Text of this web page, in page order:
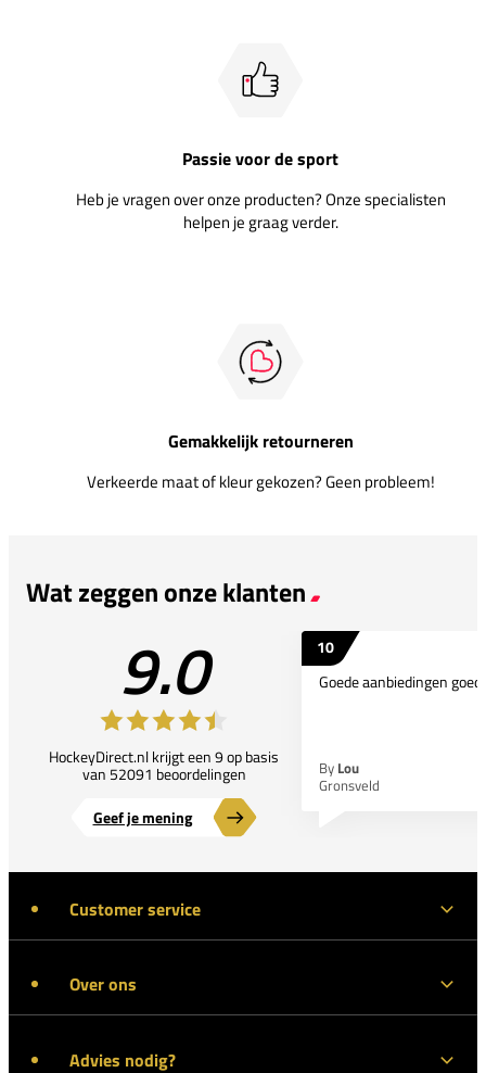
Passie voor de sport
Heb je vragen over onze producten? Onze specialisten
helpen je graag verder.
Gemakkelijk retourneren
Verkeerde maat of kleur gekozen? Geen probleem!
Wat zeggen onze klanten
9.0
HockeyDirect.nl krijgt een 9 op basis
van 52091 beoordelingen
Geef je mening
10
Goede aanbiedingen
By Lou
Gronsveld
Customer service
Over ons
Advies nodig?